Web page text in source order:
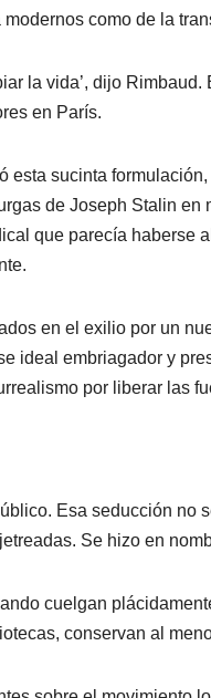
como de la
la vida’, dijo
en París.
esta sucinta
de Joseph Stalin
que parecía haberse
en el exilio por un
ideal embriagador y
por liberar las
Esa seducción no
Se hizo en
cuelgan
conservan al